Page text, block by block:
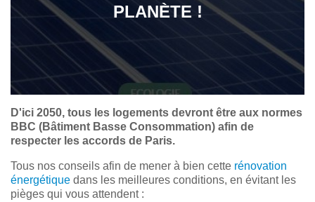
PLANÈTE !
D'ici 2050, tous les logements devront être aux normes
BBC (Bâtiment Basse Consommation) afin de
respecter les accords de Paris.
Tous nos conseils afin de mener à bien cette rénovation
énergétique dans les meilleures conditions, en évitant les
pièges qui vous attendent :